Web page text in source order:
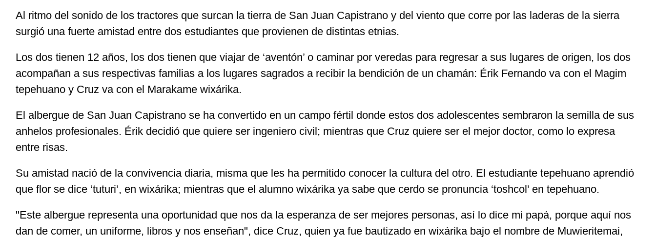
Al ritmo del sonido de los tractores que surcan la tierra de San Juan Capistrano y del viento que corre por las laderas de la sierra
surgió una fuerte amistad entre dos estudiantes que provienen de distintas etnias.
Los dos tienen 12 años, los dos tienen que viajar de ‘aventón’ o caminar por veredas para regresar a sus lugares de origen, los dos
acompañan a sus respectivas familias a los lugares sagrados a recibir la bendición de un chamán: Érik Fernando va con el Magim
tepehuano y Cruz va con el Marakame wixárika.
El albergue de San Juan Capistrano se ha convertido en un campo fértil donde estos dos adolescentes sembraron la semilla de sus
anhelos profesionales. Érik decidió que quiere ser ingeniero civil; mientras que Cruz quiere ser el mejor doctor, como lo expresa
entre risas.
Su amistad nació de la convivencia diaria, misma que les ha permitido conocer la cultura del otro. El estudiante tepehuano aprendió
que flor se dice ‘tuturi’, en wixárika; mientras que el alumno wixárika ya sabe que cerdo se pronuncia ‘toshcol’ en tepehuano.
"Este albergue representa una oportunidad que nos da la esperanza de ser mejores personas, así lo dice mi papá, porque aquí nos
dan de comer, un uniforme, libros y nos enseñan", dice Cruz, quien ya fue bautizado en wixárika bajo el nombre de Muwieritemai,